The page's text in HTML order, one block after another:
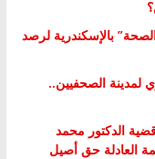
بالإسكندرية لرصد
لمدينة الصحفيين..
الدكتور محمد
العادلة حق أصيل